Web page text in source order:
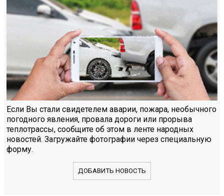
Если Вы стали свидетелем аварии, пожара, необычного
погодного явления, провала дороги или прорыва
теплотрассы, сообщите об этом в ленте народных
новостей. Загружайте фотографии через специальную
форму.
ДОБАВИТЬ НОВОСТЬ